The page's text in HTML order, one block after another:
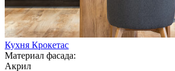
Кухня Крокетас
Материал фасада:
Акрил